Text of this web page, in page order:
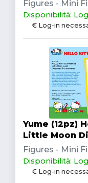
Figures - Mini
Disponibilità:
€ Log-in
Yume (12pz)
Little Moon
Figures - Mini
Disponibilità:
€ Log-in